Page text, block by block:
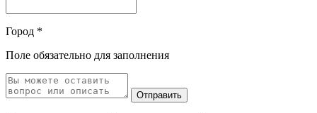
Город *
Поле обязательно для заполнения
Отправить